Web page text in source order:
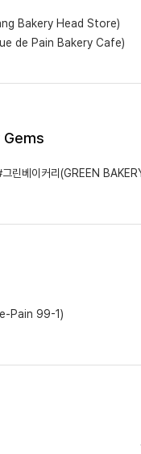
Bakery Head Store)
de Pain Bakery Cafe)
Gems
린베이커리(GREEN
Pain 99-1)